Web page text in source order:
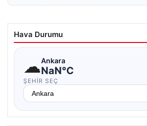
Hava Durumu
☁Ankara
NaN°C
ŞEHIR SEÇ